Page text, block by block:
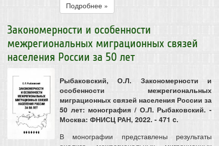
Подробнее »
Закономерности и особенности
межрегиональных миграционных связей
населения России за 50 лет
Рыбаковский, О.Л. Закономерности и
особенности межрегиональных
миграционных связей населения России за
50 лет: монография / О.Л. Рыбаковский. -
Москва: ФНИСЦ РАН, 2022. - 471 c.
В монографии представлены результаты